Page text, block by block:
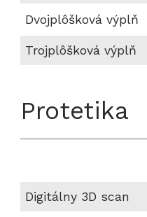
Dvojplôšková výplň
Trojplôšková výplň
Protetika
Digitálny 3D scan